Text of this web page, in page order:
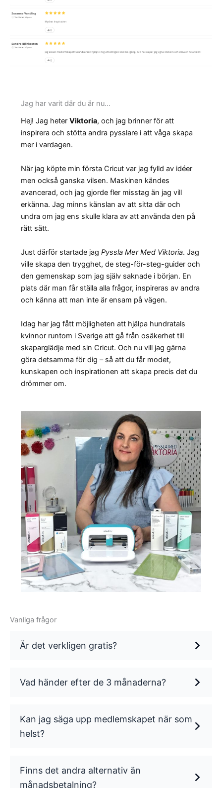
Jag har varit där du är nu…
Hej! Jag heter Viktoria, och jag brinner för att
inspirera och stötta andra pysslare i att våga skapa
mer i vardagen.
När jag köpte min första Cricut var jag fylld av idéer
men också ganska vilsen. Maskinen kändes
avancerad, och jag gjorde fler misstag än jag vill
erkänna. Jag minns känslan av att sitta där och
undra om jag ens skulle klara av att använda den på
rätt sätt.
Just därför startade jag Pyssla Mer Med Viktoria. Jag
ville skapa den trygghet, de steg-för-steg-guider och
den gemenskap som jag själv saknade i början. En
plats där man får ställa alla frågor, inspireras av andra
och känna att man inte är ensam på vägen.
Idag har jag fått möjligheten att hjälpa hundratals
kvinnor runtom i Sverige att gå från osäkerhet till
skaparglädje med sin Cricut. Och nu vill jag gärna
göra detsamma för dig – så att du får modet,
kunskapen och inspirationen att skapa precis det du
drömmer om.
Vanliga frågor
Är det verkligen gratis?
Vad händer efter de 3 månaderna?
Kan jag säga upp medlemskapet när som
helst?
Finns det andra alternativ än
månadsbetalning?